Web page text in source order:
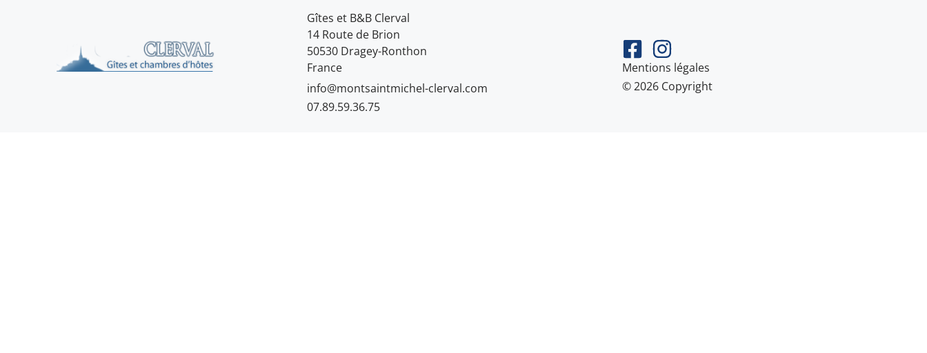
Gîtes et B&B Clerval
14 Route de Brion
50530 Dragey-Ronthon
France
info@montsaintmichel-clerval.com
07.89.59.36.75
Mentions légales
© 2026 Copyright